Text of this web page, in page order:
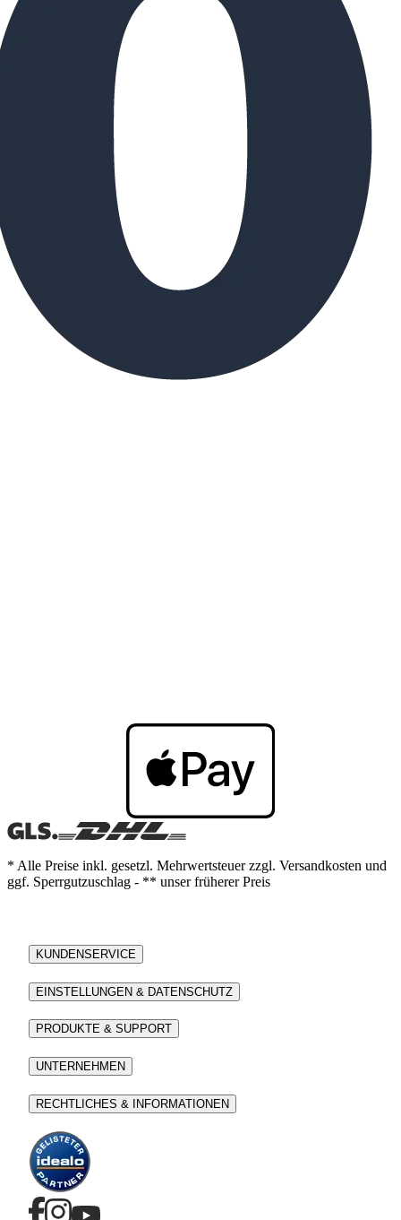
* Alle Preise inkl. gesetzl. Mehrwertsteuer zzgl. Versandkosten und
ggf. Sperrgutzuschlag - ** unser früherer Preis
KUNDENSERVICE
EINSTELLUNGEN & DATENSCHUTZ
PRODUKTE & SUPPORT
UNTERNEHMEN
RECHTLICHES & INFORMATIONEN